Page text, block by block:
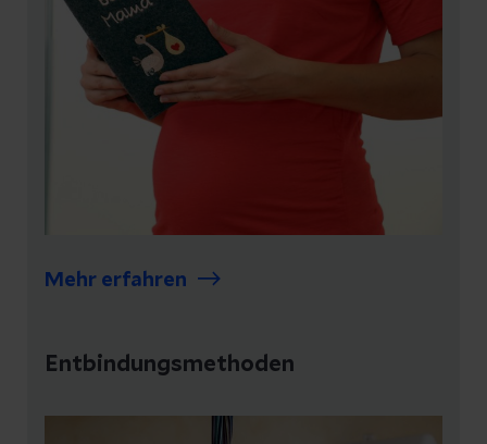
Mehr erfahren
Entbindungsmethoden